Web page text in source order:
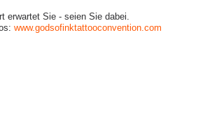
erwartet Sie - seien Sie dabei.
www.godsofinktattooconvention.com